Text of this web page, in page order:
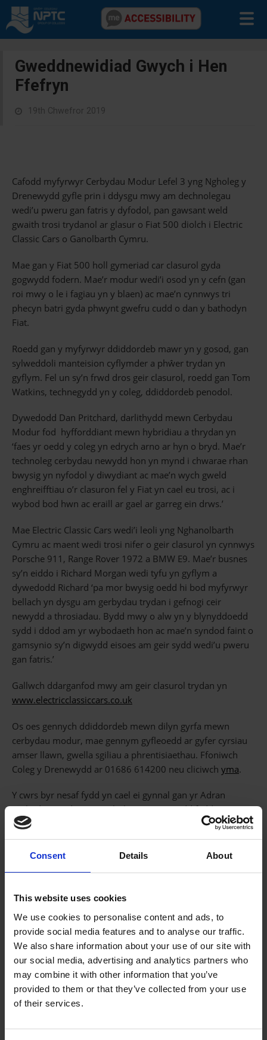
Consent Details About
This website uses cookies
We use cookies to personalise content and ads, to
provide social media features and to analyse our traffic.
We also share information about your use of our site with
our social media, advertising and analytics partners who
may combine it with other information that you’ve
provided to them or that they’ve collected from your use
of their services.
Gweddnewidiad Gwych i Hen
Ffefryn
19th Chwefror 2019
Cafodd myfyrwyr Cerbydau Modur Lefel 3 yng Ngholeg y
Drenewydd gyfle prin i ddysgu mwy am dechnolegau
wedi’u pweru gan fatris y dyfodol, pan gawsant weld
gwaith trosi trydanol ar glasur o Fiat 500 diolch i Electric
Classic Cars o Ganolbarth Cymru.
Mae gan y Fiat 500 holl gymeriad car clasurol gyda
gogwydd fodern. Mae’r modur wedi’i osod yn y cefn (gan
roi mwy o le i fagiau yn y blaen) ac mae’n cynnwys tri
phecyn batri gyda phwynt gwefru cudd o dan y bathodyn
Fiat.
Roedd gan y myfyrwyr ddiddordeb mawr yn y gosod, gan
sylweddoli manteision cyflymder a phŵer trydan yn
gyflym. Fel un sy’n frwd dros geir clasurol, roedd gan Tom
Watkins, technegydd yn y coleg, ddiddordeb penodol.
Dywedodd Dan Pritchard, darlithydd mewn Cerbydau
Modur fod hyfforddiant mewn hybridiau a thrydan yn
‘faes yr oedd y coleg yn edrych arno ar hyn o bryd. Mae’r
technoleg cerbydau newydd hon yn mynd i chwarae rhan
bwysig yn nyfodol y diwydiant ac mae’n wych gweld
enghreifftiau o’r clasuron fel y Fiat yn cael eu trosi, ac i
wybod bod hwn ac eraill ar gael ar garreg ein drws.’
Mae Electric Classic Cars wedi’i leoli yng Nghanolbarth
Cymru ac maent wedi trosi nifer o geir clasurol yn cynnwys
Porsche 911, Range Rover 1972 a BMW E9. Mae’r busnes
sy’n eiddo i Richard Morgan wedi tyfu yn gyflym a
dywedodd Richard ‘pa mor bwysig oedd hi bod myfyrwyr
bellach yn dysgu am gerbydau trydan i gefnogi ceir
newydd a throsiadau. Bydd mwy o alw yn y blynyddoedd
sydd i ddod am yr wybodaeth hon ac mae’n syndod faint o
gamsynio sy’n digwydd eisoes am geir sydd wedi’u pweru
gan fatris.’
Gallwch ddarganfod mwy am geir clasurol trydan yn
www.electricclassiccars.co.uk
Os oes gennych ddiddordeb mewn dilyn gyrfa mewn
cerbydau modur, mae gennym gyfleoedd ar gyfer cyrsiau
amser llawn, gwella sgiliau a phrentisiaethau. Ffoniwch
Coleg y Drenewydd ar 01686 614200 neu cliciwch yma.
Y cwrs byr nesaf fydd yn cael ei gynnal gan yr Adran
Cerbydau Modur yng Ngholeg y Drenewydd fydd
hyfforddiant ac asesiad Datblygiad Proffesiynol Parhaus
MOT blynyddol – dyma gwrs safonol y diwydiant sy’n cael
ei gynnal ar 6
Mawrth 2019. Am fanylion pellach
Rhoi blas ar yr Ynysoedd Cayman